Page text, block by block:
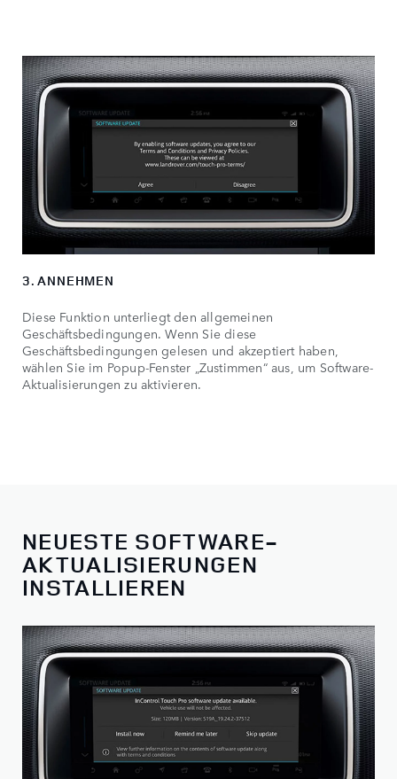
3. ANNEHMEN
Diese Funktion unterliegt den allgemeinen
Geschäftsbedingungen. Wenn Sie diese
Geschäftsbedingungen gelesen und akzeptiert haben,
wählen Sie im Popup-Fenster „Zustimmen“ aus, um Software-
Aktualisierungen zu aktivieren.
NEUESTE SOFTWARE-
AKTUALISIERUNGEN
INSTALLIEREN